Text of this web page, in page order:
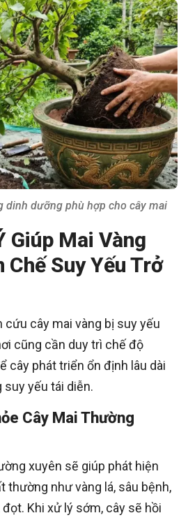
dinh dưỡng phù hợp cho cây mai
Giúp Mai Vàng
Chế Suy Yếu Trở
cứu cây mai vàng bị suy yếu
cũng cần duy trì chế độ
cây phát triển ổn định lâu dài
yếu tái diễn.
Cây Mai Thường
xuyên sẽ giúp phát hiện
thường như vàng lá, sâu bệnh,
Khi xử lý sớm, cây sẽ hồi